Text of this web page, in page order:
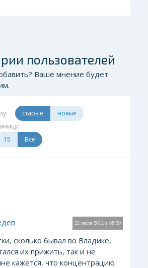
пользователей
Ваше мнение будет
старые
новые
15 Все
22 июля 2012 в 08:50
сколько бывал во Владике,
их прижить, так и не
кажется, что концентрацию